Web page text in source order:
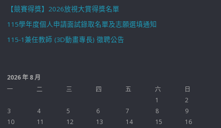
【競賽得獎】2026放視大賞得獎名單
115學年度個人申請面試錄取名單及志願選填通知
115-1兼任教師 (3D動畫專長) 徵聘公告
2026 年 8 月
一
二 三 四 五 六
日
1
2
3
4 5 6 7 8
9
10
11 12 13 14 15
16